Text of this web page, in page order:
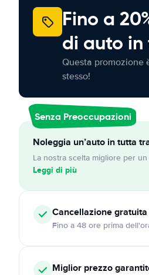
Fino a
di auto
Questa promozione
stesso!
Senza Preoccupazioni
Noleggia un’auto in tutta
La nostra scelta migliore per
Leggi di più
Cancellazionegratuita
Fino a 48 ore prima
Miglior prezzo